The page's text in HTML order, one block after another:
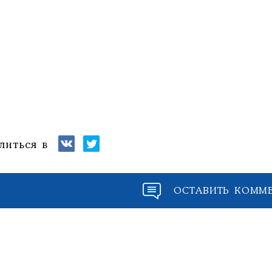
в
ОСТАВИТЬ